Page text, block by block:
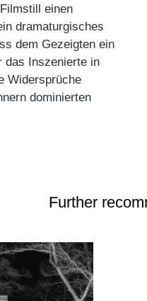
einen
dramaturgisches
dem Gezeigten ein
das Inszenierte in
Widersprüche
dominierten
Further